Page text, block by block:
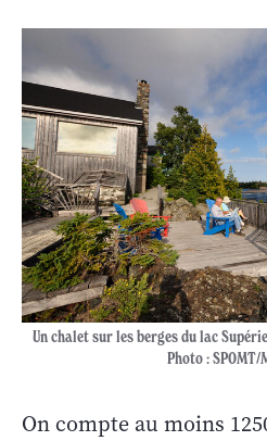
Un chalet sur les berges du lac
Photo :
On compte au moins